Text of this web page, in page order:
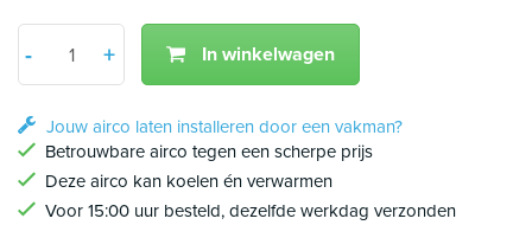
-
Min 1
Aantal
+
Plus 1
In winkelwagen
Jouw airco laten installeren door een vakman?
Betrouwbare airco tegen een scherpe prijs
Deze airco kan koelen én verwarmen
Voor 15:00 uur besteld, dezelfde werkdag verzonden